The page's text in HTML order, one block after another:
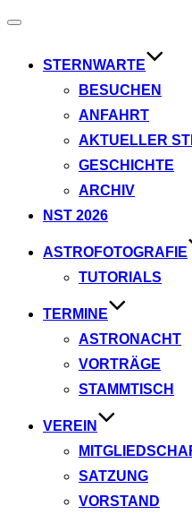
Navigation
STERNWARTE
BESUCHEN
ANFAHRT
AKTUELLER
GESCHICHTE
ARCHIV
NST 2026
ASTROFOTOGRAFIE
TUTORIALS
TERMINE
ASTRONACHT
VORTRÄGE
STAMMTISCH
VEREIN
SATZUNG
VORSTAND